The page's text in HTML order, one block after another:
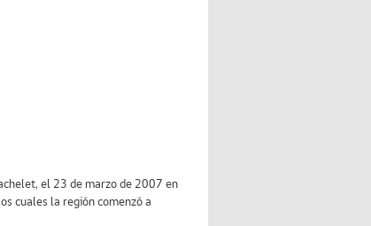
el 23 de marzo de 2007 en
cuales la región comenzó a